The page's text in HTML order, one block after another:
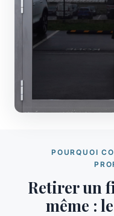
POURQUOI
Retirer un
même :